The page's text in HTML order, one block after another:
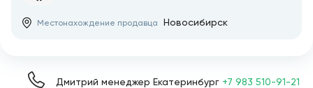
Дмитрий менеджер Екатеринбург +7 983 510-91-21
Местонахождение продавца Новосибирск